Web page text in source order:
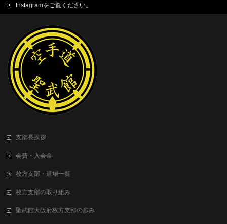
Instagramをご覧ください。
支部長挨拶
会費・入会金
枚方支部・道場一覧
枚方支部の取り組み
聖武館大阪府枚方支部の歩み